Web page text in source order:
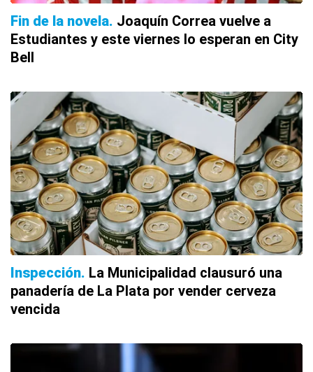
Fin de la novela Joaquín Correa vuelve a
Estudiantes y este viernes lo esperan en City
Bell
Inspección La Municipalidad clausuró una
panadería de La Plata por vender cerveza
vencida